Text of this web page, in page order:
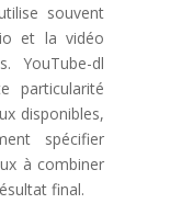
souvent
et la vidéo
YouTube-dl
particularité
disponibles,
spécifier
à combiner
final.